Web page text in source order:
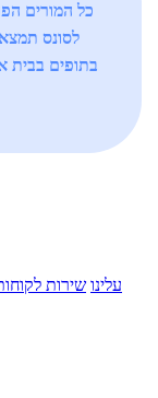
כל המורים
לסונס
בתופים בבית
עלינו שירות